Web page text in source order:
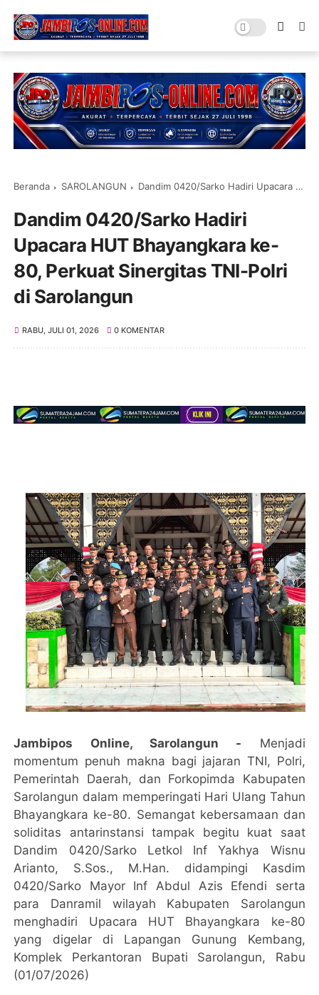
Beranda SAROLANGUN Dandim 0420/Sarko Hadiri Upacara HUT Bhayangkara ke-80, Perkuat Sinergitas TNI-Polri di Sarolangun
Dandim 0420/Sarko Hadiri
Upacara HUT Bhayangkara ke-
80, Perkuat Sinergitas TNI-Polri
di Sarolangun
RABU, JULI 01, 2026 0 KOMENTAR
Jambipos Online, Sarolangun - Menjadi
momentum penuh makna bagi jajaran TNI, Polri,
Pemerintah Daerah, dan Forkopimda Kabupaten
Sarolangun dalam memperingati Hari Ulang Tahun
Bhayangkara ke-80. Semangat kebersamaan dan
soliditas antarinstansi tampak begitu kuat saat
Dandim 0420/Sarko Letkol Inf Yakhya Wisnu
Arianto, S.Sos., M.Han. didampingi Kasdim
0420/Sarko Mayor Inf Abdul Azis Efendi serta
para Danramil wilayah Kabupaten Sarolangun
menghadiri Upacara HUT Bhayangkara ke-80
yang digelar di Lapangan Gunung Kembang,
Komplek Perkantoran Bupati Sarolangun, Rabu
(01/07/2026)